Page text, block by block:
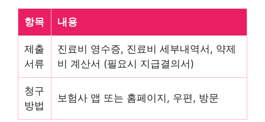
항목 내용
제출
서류
진료비 영수증, 진료비 세부내역서, 약제
비 계산서 (필요시 지급결의서)
청구
방법
보험사 앱 또는 홈페이지, 우편, 방문